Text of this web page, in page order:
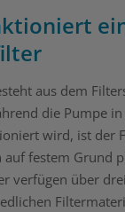
aus dem
die Pumpe in
wird, ist der
auf festem Grund
verfügen über